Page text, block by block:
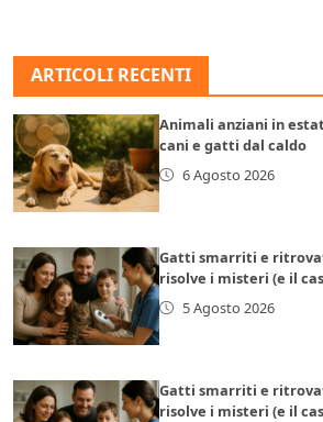
ARTICOLI RECENTI
Animali anziani in
cani e gatti dal caldo
6 Agosto 2026
Gatti smarriti e
risolve i misteri (e il
5 Agosto 2026
Gatti smarriti e
risolve i misteri (e il